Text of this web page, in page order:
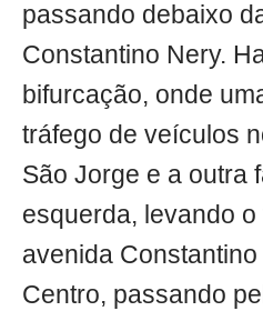
passando debaixo
Constantino Nery.
bifurcação, onde
tráfego de veículos
São Jorge e a outra
esquerda, levando
avenida
Centro, passando